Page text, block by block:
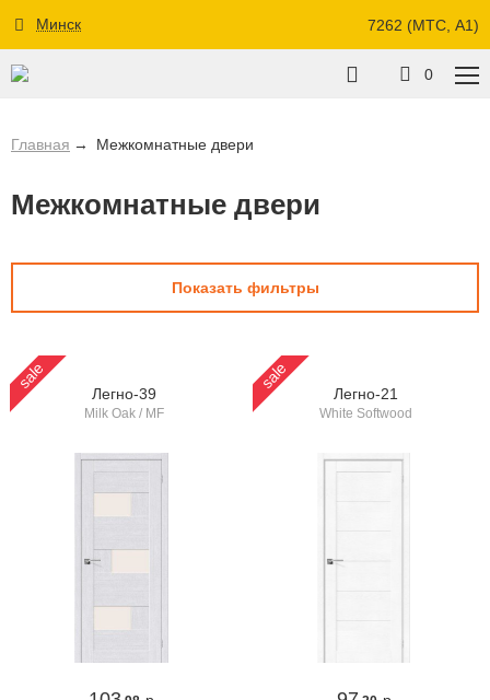
Минск 7262 (МТС, A1)
0
Главная Межкомнатные двери
Межкомнатные двери
Показать фильтры
sale
Легно-39
Milk Oak / MF
sale
Легно-21
White Softwood